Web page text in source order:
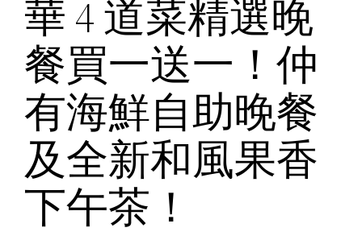
華 4 道菜精選晚
餐買一送一！仲
有海鮮自助晚餐
及全新和風果香
下午茶！